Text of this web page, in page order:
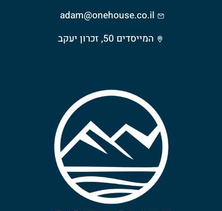
adam@onehouse.co.il
המייסדים 50, זכרון יעקב